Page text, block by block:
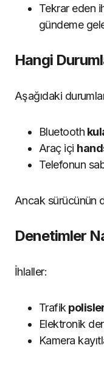
Tekrar eden
gündeme
Hangi
Aşağıdaki
Bluetooth
Araç içi
Telefonun
Ancak sürücünün
Denetimler
İhlaller:
Trafik
Elektronik
Kamera